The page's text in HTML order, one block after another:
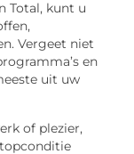
Total, kunt u
Vergeet niet
en
uit uw
of plezier,